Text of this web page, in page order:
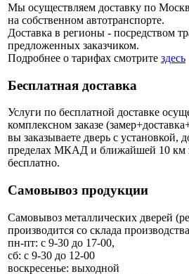
Мы осуществляем доставку по
на собственном автотранспорте.
Доставка в регионы - посредством
предложенных заказчиком.
Подробнее о тарифах смотрите здесь
Бесплатная доставка
Услуги по бесплатной доставке
комплексном заказе
вы заказываете дверь с установкой,
пределах МКАД и ближайшей 10 км
бесплатно.
Самовывоз продукции
Самовывоз металлических дверей
производится со склада
пн-пт: с 9-30 до 17-00,
сб: с 9-30 до 12-00
воскресенье: выходной